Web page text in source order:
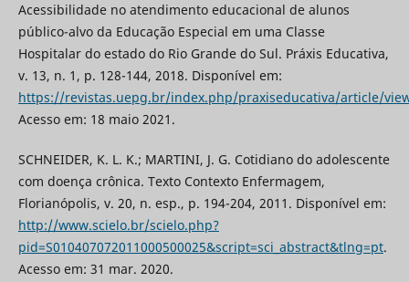
Acessibilidade no atendimento educacional de alunos
público-alvo da Educação Especial em uma Classe
Hospitalar do estado do Rio Grande do Sul. Práxis Educativa,
v. 13, n. 1, p. 128-144, 2018. Disponível em:
https://revistas.uepg.br/index.php/praxiseducativa/article/
Acesso em: 18 maio 2021.
SCHNEIDER, K. L. K.; MARTINI, J. G. Cotidiano do adolescente
com doença crônica. Texto Contexto Enfermagem,
Florianópolis, v. 20, n. esp., p. 194-204, 2011. Disponível em:
http://www.scielo.br/scielo.php?
pid=S010407072011000500025&script=sci_abstract&tlng=pt.
Acesso em: 31 mar. 2020.